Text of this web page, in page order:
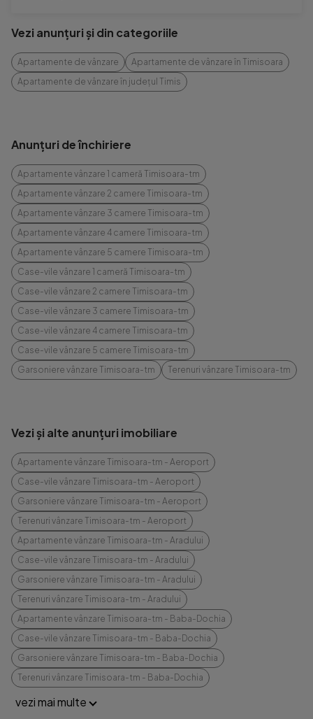
Vezi anunțuri și din categoriile
Apartamente de vânzare
Apartamente de vânzare în Timisoara
Apartamente de vânzare în județul Timis
Anunțuri de închiriere
Apartamente vânzare 1 cameră Timisoara-tm
Apartamente vânzare 2 camere Timisoara-tm
Apartamente vânzare 3 camere Timisoara-tm
Apartamente vânzare 4 camere Timisoara-tm
Apartamente vânzare 5 camere Timisoara-tm
Case-vile vânzare 1 cameră Timisoara-tm
Case-vile vânzare 2 camere Timisoara-tm
Case-vile vânzare 3 camere Timisoara-tm
Case-vile vânzare 4 camere Timisoara-tm
Case-vile vânzare 5 camere Timisoara-tm
Garsoniere vânzare Timisoara-tm
Terenuri vânzare Timisoara-tm
Vezi și alte anunțuri imobiliare
Apartamente vânzare Timisoara-tm - Aeroport
Case-vile vânzare Timisoara-tm - Aeroport
Garsoniere vânzare Timisoara-tm - Aeroport
Terenuri vânzare Timisoara-tm - Aeroport
Apartamente vânzare Timisoara-tm - Aradului
Case-vile vânzare Timisoara-tm - Aradului
Garsoniere vânzare Timisoara-tm - Aradului
Terenuri vânzare Timisoara-tm - Aradului
Apartamente vânzare Timisoara-tm - Baba-Dochia
Case-vile vânzare Timisoara-tm - Baba-Dochia
Garsoniere vânzare Timisoara-tm - Baba-Dochia
Terenuri vânzare Timisoara-tm - Baba-Dochia
vezi mai multe